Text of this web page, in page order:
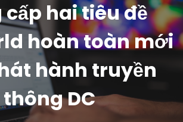
hai tiêu đề
hoàn toàn mới
hành truyền
thông DC